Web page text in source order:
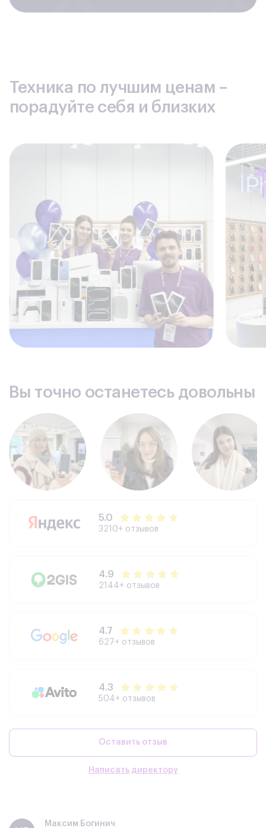
Техника по лучшим ценам –
порадуйте себя и близких
Вы точно останетесь довольны
5.0
3210+ отзывов
4.9
2144+ отзывов
4.7
627+ отзывов
4.3
504+ отзывов
Оставить отзыв
Написать директору
Максим Богинич